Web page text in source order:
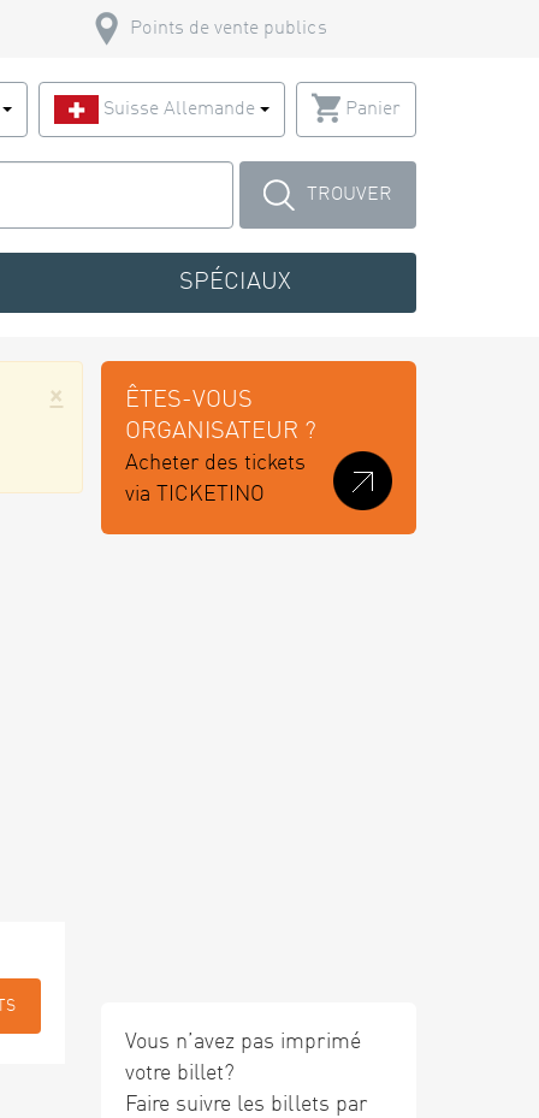
Points de vente publics
Suisse Allemande Panier
TROUVER
SPÉCIAUX
×
ÊTES-VOUS
ORGANISATEUR ?
Acheter des tickets
via TICKETINO
Vous n’avez pas imprimé
votre billet?
Faire suivre les billets par